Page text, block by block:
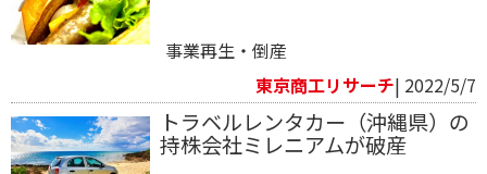
事業再生・倒産
東京商工リサーチ| 2022/5/7
トラベルレンタカー（沖縄県）の
持株会社ミレニアムが破産